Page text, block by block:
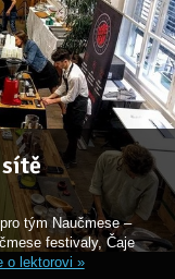
sítě
tým Naučmese –
festivaly, Čaje
o lektorovi »